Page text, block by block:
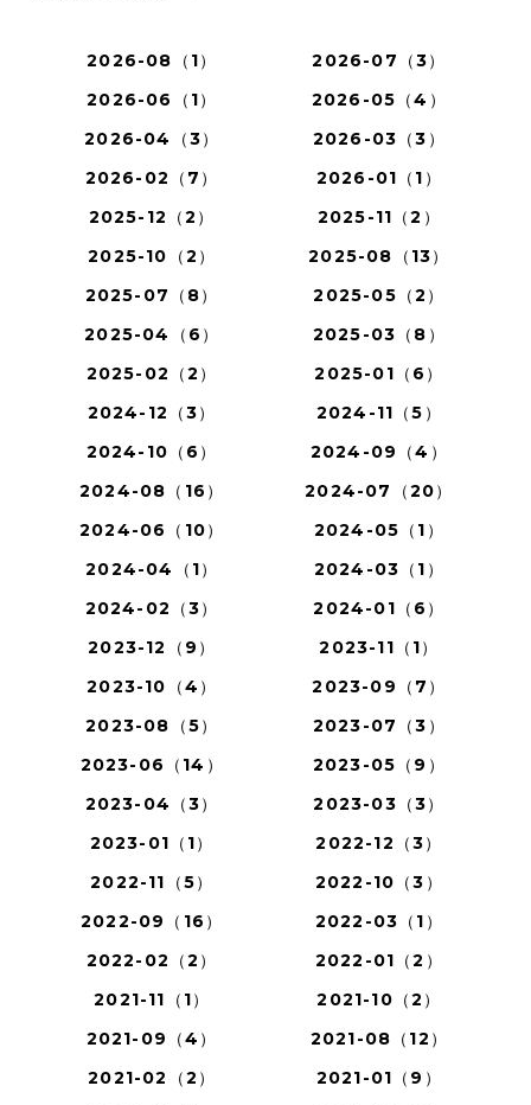
2026-08（1）
2026-07（3）
2026-06（1）
2026-05（4）
2026-04（3）
2026-03（3）
2026-02（7）
2026-01（1）
2025-12（2）
2025-11（2）
2025-10（2）
2025-08（13）
2025-07（8）
2025-05（2）
2025-04（6）
2025-03（8）
2025-02（2）
2025-01（6）
2024-12（3）
2024-11（5）
2024-10（6）
2024-09（4）
2024-08（16）
2024-07（20）
2024-06（10）
2024-05（1）
2024-04（1）
2024-03（1）
2024-02（3）
2024-01（6）
2023-12（9）
2023-11（1）
2023-10（4）
2023-09（7）
2023-08（5）
2023-07（3）
2023-06（14）
2023-05（9）
2023-04（3）
2023-03（3）
2023-01（1）
2022-12（3）
2022-11（5）
2022-10（3）
2022-09（16）
2022-03（1）
2022-02（2）
2022-01（2）
2021-11（1）
2021-10（2）
2021-09（4）
2021-08（12）
2021-02（2）
2021-01（9）